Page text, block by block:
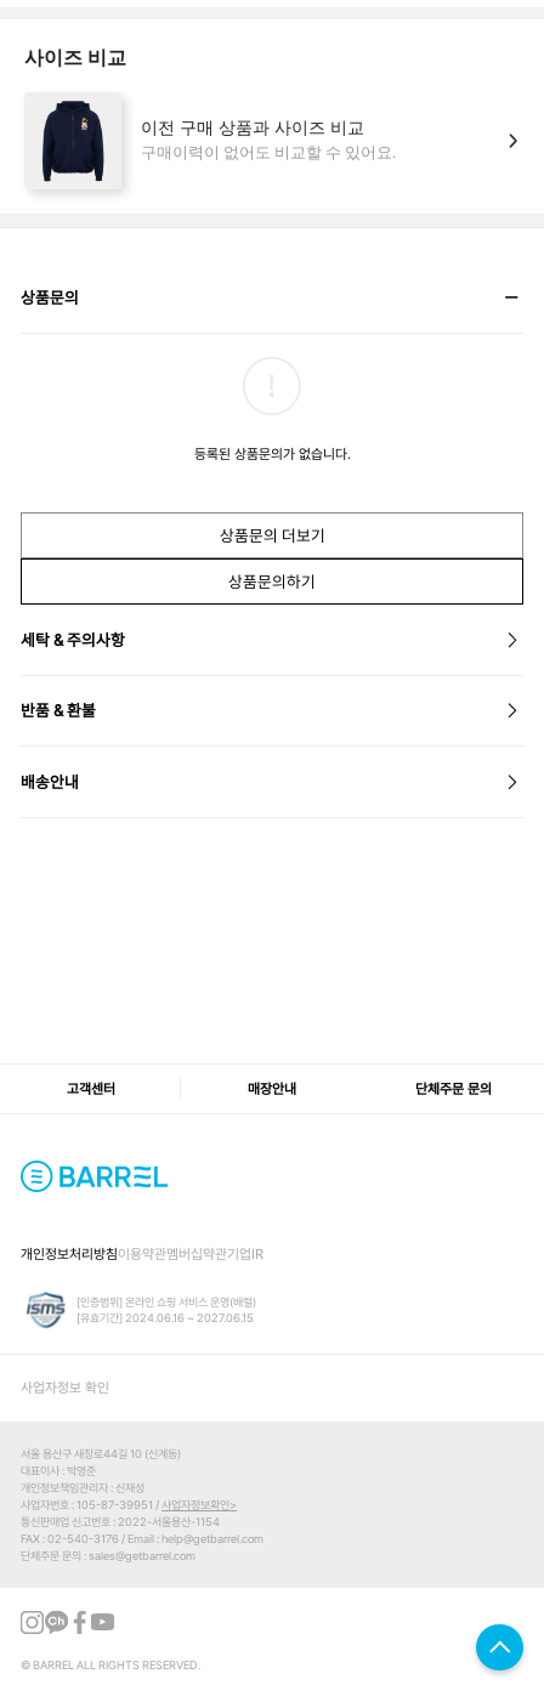
상품문의
등록된 상품문의가 없습니다.
상품문의 더보기
상품문의하기
세탁 & 주의사항
반품 & 환불
배송안내
고객센터 매장안내 단체주문 문의
개인정보처리방침이용약관멤버십약관기업IR
[인증범위] 온라인 쇼핑 서비스 운영(배럴)
[유효기간] 2024.06.16 ~ 2027.06.15
사업자정보 확인
서울 용산구 새창로44길 10 (신계동)
대표이사
박영준
개인정보책임관리자
신재성
사업자번호
105-87-39951 /사업자정보확인
통신판매업 신고번호
2022-서울용산-1154
FAX 02-540-3176 Email help@getbarrel.com
단체주문 문의
sales@getbarrel.com
© BARREL ALL RIGHTS RESERVED.